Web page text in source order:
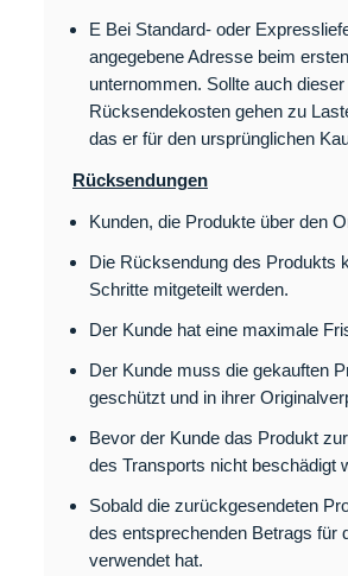
E Bei Standard- oder
angegebene Adresse beim
unternommen. Sollte auch
Rücksendekosten gehen zu
das er für den ursprünglichen
Rücksendungen
Kunden, die Produkte über den
Die Rücksendung des Produkts
Schritte mitgeteilt werden.
Der Kunde hat eine maximale
Der Kunde muss die gekauften
geschützt und in ihrer
Bevor der Kunde das Produkt
des Transports nicht beschädigt
Sobald die zurückgesendeten
des entsprechenden Betrags für
verwendet hat.